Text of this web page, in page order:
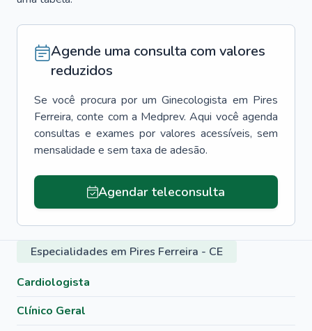
Agende uma consulta com valores
reduzidos
Se você procura por um Ginecologista em Pires
Ferreira, conte com a Medprev. Aqui você agenda
consultas e exames por valores acessíveis, sem
mensalidade e sem taxa de adesão.
Agendar teleconsulta
Especialidades em Pires Ferreira - CE
Cardiologista
Clínico Geral